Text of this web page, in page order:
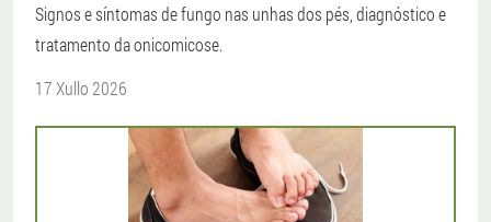
Signos e síntomas de fungo nas unhas dos pés, diagnóstico e
tratamento da onicomicose.
17 Xullo 2026